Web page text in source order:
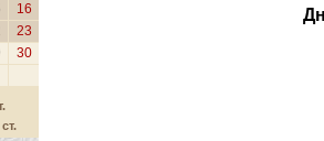
16
23
30